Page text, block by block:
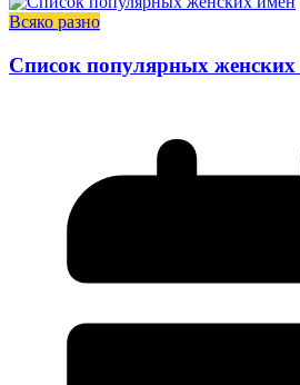
Всяко разно
Список популярных